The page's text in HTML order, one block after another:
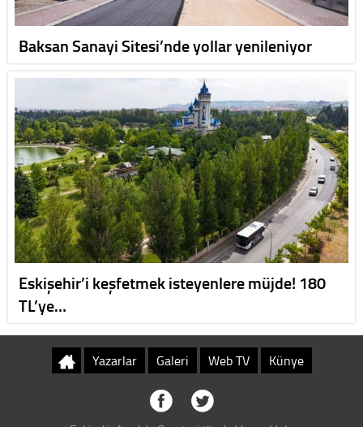
Baksan Sanayi Sitesi’nde yollar yenileniyor
Eskişehir’i keşfetmek isteyenlere müjde! 180
TL’ye…
Yazarlar Galeri Web TV Künye